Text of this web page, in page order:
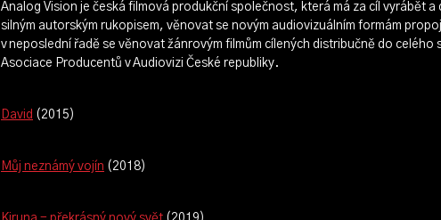
Analog Vision je česká filmová produkční společnost, která má za cíl vyrábět
silným autorským rukopisem, věnovat se novým audiovizuálním formám
v neposlední řadě se věnovat žánrovým filmům cílených distribučně do celého
Asociace Producentů v Audiovizi České republiky.
David (2015)
Můj neznámý vojín (2018)